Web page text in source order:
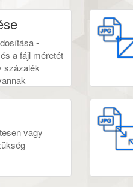
-
a fájl méretét
százalék
vagy